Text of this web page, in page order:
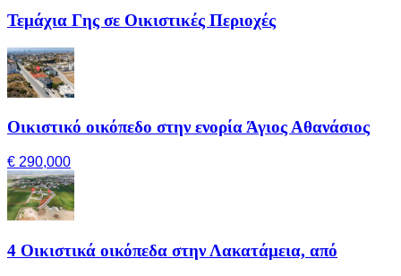
Τεμάχια Γης σε Οικιστικές Περιοχές
Οικιστικό οικόπεδο στην ενορία Άγιος Αθανάσιος
€ 290,000
4 Οικιστικά οικόπεδα στην Λακατάμεια, από